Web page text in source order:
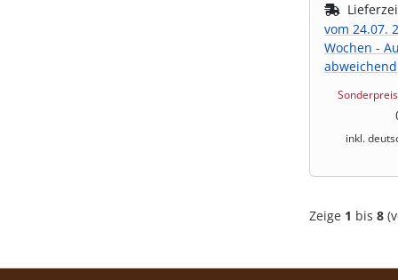
vom 24.07.
Wochen -
abweichend
inkl.
Zeige 1 bis 8